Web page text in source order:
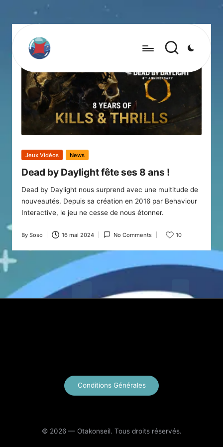
Posted
Jeux Vidéos News
Dead by Daylight fête ses 8 ans !
Dead by Daylight nous surprend avec une multitude de
nouveautés. Depuis sa création en 2016 par Behaviour
Interactive, le jeu ne cesse de nous étonner.
Posted
by
By Soso 16 mai 2024 No Comments 10
Conditions Générales
© 2026 — Otakonseil. Tous droits réservés.